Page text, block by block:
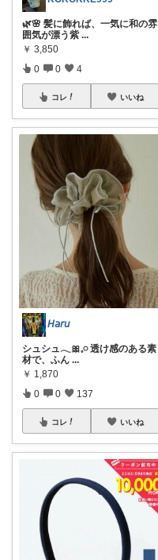
🌿🌸 髪に飾れば、一気に和の雰
囲気が漂う紫 ...
￥ 3,850
0 0 4
コレ いいね
𝘏𝘢𝘳𝘶
シュシュ𓂃🎀𓈒𓏸 透け感のある素
材で、ふん ...
￥ 1,870
0 0 137
コレ いいね